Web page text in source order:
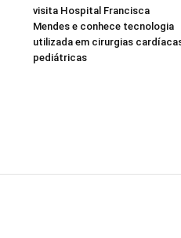
visita Hospital Francisca
Mendes e conhece tecnologia
utilizada em cirurgias
pediátricas